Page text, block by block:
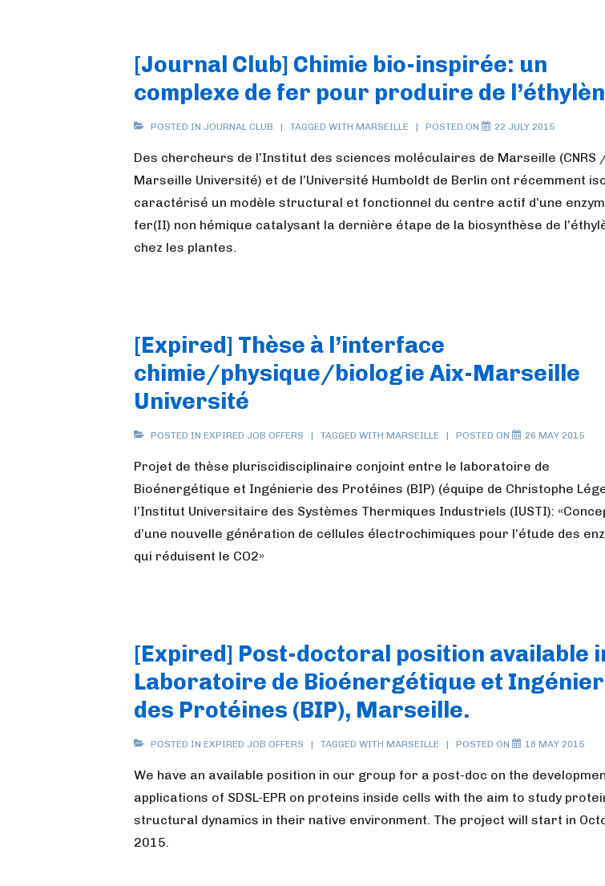
[Journal Club] Chimie bio-inspirée: un
complexe de fer pour produire de
POSTED IN JOURNAL CLUB TAGGED WITH MARSEILLE POSTED ON 22 JULY 2015
Des chercheurs de l’Institut des sciences moléculaires de Marseille (CNRS
Marseille Université) et de l’Université Humboldt de Berlin ont récemment
caractérisé un modèle structural et fonctionnel du centre actif d’une
fer(II) non hémique catalysant la dernière étape de la biosynthèse de
chez les plantes.
[Expired] Thèse à l’interface
chimie/physique/biologie Aix-Marseille
Université
POSTED IN EXPIRED JOB OFFERS TAGGED WITH MARSEILLE POSTED ON 26 MAY 2015
Projet de thèse pluriscidisciplinaire conjoint entre le laboratoire de
Bioénergétique et Ingénierie des Protéines (BIP) (équipe de Christophe
l’Institut Universitaire des Systèmes Thermiques Industriels (IUSTI):
d’une nouvelle génération de cellules électrochimiques pour l’étude des
qui réduisent le CO2»
[Expired] Post-doctoral position available
Laboratoire de Bioénergétique et
des Protéines (BIP), Marseille.
POSTED IN EXPIRED JOB OFFERS TAGGED WITH MARSEILLE POSTED ON 18 MAY 2015
We have an available position in our group for a post-doc on the
applications of SDSL-EPR on proteins inside cells with the aim to study
structural dynamics in their native environment. The project will start in
2015.